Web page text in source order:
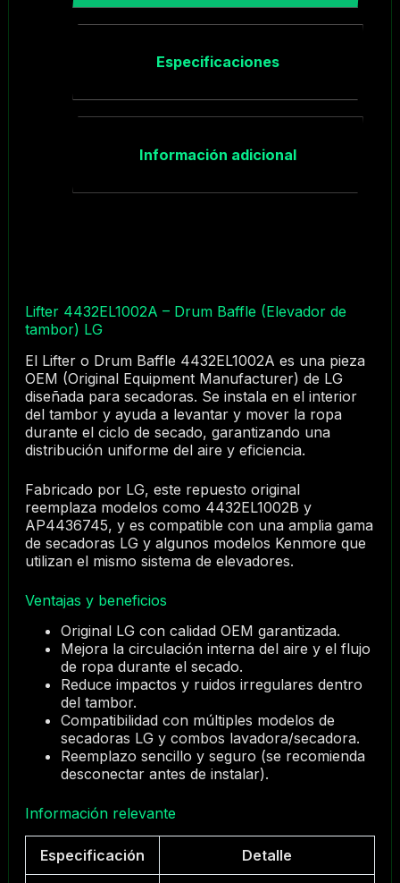
Especificaciones
Información adicional
Lifter 4432EL1002A – Drum Baffle (Elevador de
tambor) LG
El Lifter o Drum Baffle 4432EL1002A es una pieza
OEM (Original Equipment Manufacturer) de LG
diseñada para secadoras. Se instala en el interior
del tambor y ayuda a levantar y mover la ropa
durante el ciclo de secado, garantizando una
distribución uniforme del aire y eficiencia.
Fabricado por LG, este repuesto original
reemplaza modelos como 4432EL1002B y
AP4436745, y es compatible con una amplia gama
de secadoras LG y algunos modelos Kenmore que
utilizan el mismo sistema de elevadores.
Ventajas y beneficios
Original LG con calidad OEM garantizada.
Mejora la circulación interna del aire y el flujo
de ropa durante el secado.
Reduce impactos y ruidos irregulares dentro
del tambor.
Compatibilidad con múltiples modelos de
secadoras LG y combos lavadora/secadora.
Reemplazo sencillo y seguro (se recomienda
desconectar antes de instalar).
Información relevante
Especificación Detalle